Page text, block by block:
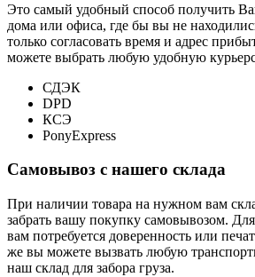
Это самый удобный способ получить
дома или офиса, где бы вы не
только согласовать время и адрес
можете выбрать любую удобную
СДЭК
DPD
КСЭ
PonyExpress
Самовывоз с нашего склада
При наличии товара на нужном вам
забрать вашу покупку самовывозом.
вам потребуется доверенность или
же вы можете вызвать любую
наш склад для забора груза.